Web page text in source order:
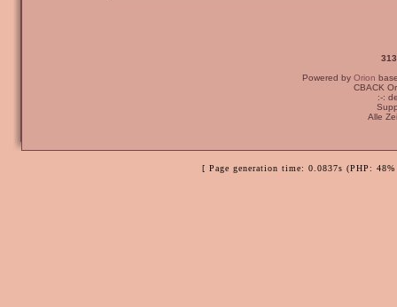
Powered by Orion
CBACK
:-:
Alle
[ Page generation time: 0.0837s (PHP: